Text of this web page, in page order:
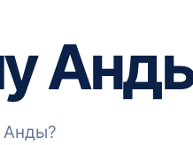
Анды?